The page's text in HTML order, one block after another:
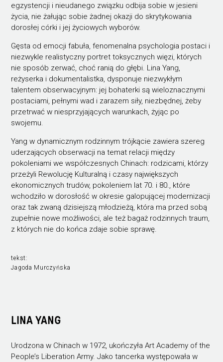
egzystencji i nieudanego związku odbija sobie w jesieni
życia, nie żałując sobie żadnej okazji do skrytykowania
dorosłej córki i jej życiowych wyborów.
Gęsta od emocji fabuła, fenomenalna psychologia postaci i
niezwykle realistyczny portret toksycznych więzi, których
nie sposób zerwać, choć ranią do głębi. Lina Yang,
reżyserka i dokumentalistka, dysponuje niezwykłym
talentem obserwacyjnym: jej bohaterki są wieloznacznymi
postaciami, pełnymi wad i zarazem siły, niezbędnej, żeby
przetrwać w niesprzyjających warunkach, żyjąc po
swojemu.
Yang w dynamicznym rodzinnym trójkącie zawiera szereg
uderzających obserwacji na temat relacji między
pokoleniami we współczesnych Chinach: rodzicami, którzy
przeżyli Rewolucję Kulturalną i czasy największych
ekonomicznych trudów, pokoleniem lat 70. i 80., które
wchodziło w dorosłość w okresie galopującej modernizacji
oraz tak zwaną dzisiejszą młodzieżą, która ma przed sobą
zupełnie nowe możliwości, ale też bagaż rodzinnych traum,
z których nie do końca zdaje sobie sprawę.
tekst:
Jagoda Murczyńska
LINA YANG
Urodzona w Chinach w 1972, ukończyła Art Academy of the
People’s Liberation Army. Jako tancerka występowała w